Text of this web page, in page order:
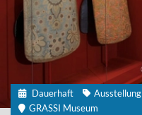
Dauerhaft
Ausstellung
GRASSI Museum